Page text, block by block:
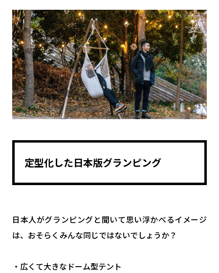
定型化した日本版グランピング
日本人がグランピングと聞いて思い浮かべるイメージ
は、おそらくみんな同じではないでしょうか？
・広くて大きなドーム型テント